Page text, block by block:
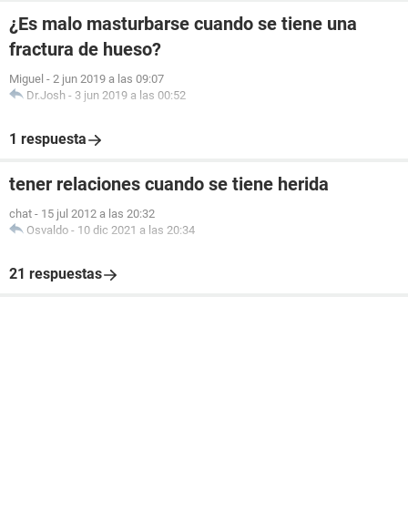
¿Es malo masturbarse cuando se tiene una
fractura de hueso?
Miguel - 2 jun 2019 a las 09:07
Dr.Josh - 3 jun 2019 a las 00:52
1 respuesta
tener relaciones cuando se tiene herida
chat - 15 jul 2012 a las 20:32
Osvaldo - 10 dic 2021 a las 20:34
21 respuestas